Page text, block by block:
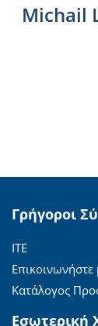
Michail
Γρήγοροι
ΙΤΕ
Κατάλογος
Εσωτερική